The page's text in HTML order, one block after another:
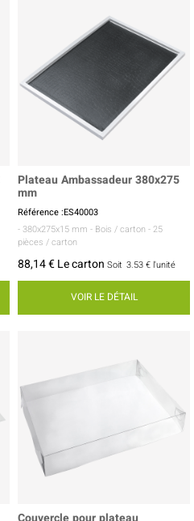
Plateau Ambassadeur 380x275
mm
Référence :ES40003
- 380x275x15 mm - Bois / carton - 25
pièces / carton
88,14 € Le carton Soit 3.53 € l'unité
VOIR LE DÉTAIL